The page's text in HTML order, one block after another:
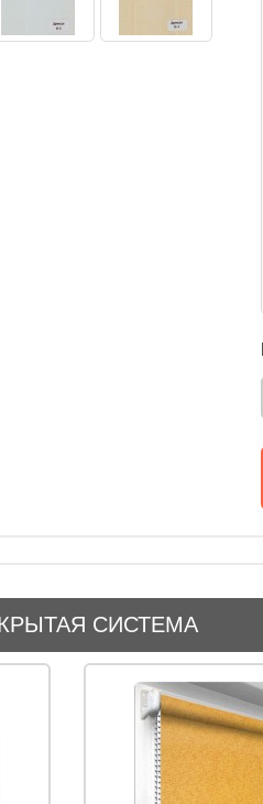
СИСТЕМА